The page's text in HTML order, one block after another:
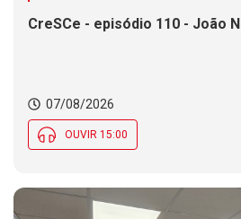
CreSCe - episódio 110 - João
07/08/2026
OUVIR 15:00